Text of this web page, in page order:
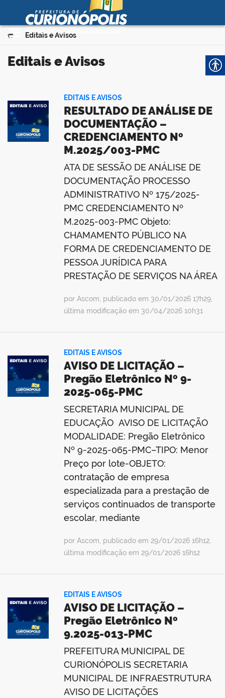
Ir para o conteúdo
Prefeitura Municipal de
Curionópolis
portal
Você está aqui:
Editais e Avisos
Editais e Avisos
EDITAIS E AVISOS
RESULTADO DE ANÁLISE DE
DOCUMENTAÇÃO –
CREDENCIAMENTO Nº
M.2025/003-PMC
ATA DE SESSÃO DE ANÁLISE DE
DOCUMENTAÇÃO PROCESSO
ADMINISTRATIVO Nº 175/2025-
PMC CREDENCIAMENTO Nº
M.2025-003-PMC Objeto:
CHAMAMENTO PÚBLICO NA
FORMA DE CREDENCIAMENTO DE
PESSOA JURÍDICA PARA
PRESTAÇÃO DE SERVIÇOS NA ÁREA
por Ascom, publicado em 30/01/2026 17h29,
última modificação em 30/04/2026 10h31
EDITAIS E AVISOS
AVISO DE LICITAÇÃO –
Pregão Eletrônico Nº 9-
2025-065-PMC
SECRETARIA MUNICIPAL DE
EDUCAÇÃO AVISO DE LICITAÇÃO
MODALIDADE: Pregão Eletrônico
Nº 9-2025-065-PMC–TIPO: Menor
Preço por lote-OBJETO:
contratação de empresa
especializada para a prestação de
serviços continuados de transporte
escolar, mediante
por Ascom, publicado em 29/01/2026 16h12,
última modificação em 29/01/2026 16h12
EDITAIS E AVISOS
AVISO DE LICITAÇÃO –
Pregão Eletrônico Nº
9.2025-013-PMC
PREFEITURA MUNICIPAL DE
CURIONÓPOLIS SECRETARIA
MUNICIPAL DE INFRAESTRUTURA
AVISO DE LICITAÇÕES